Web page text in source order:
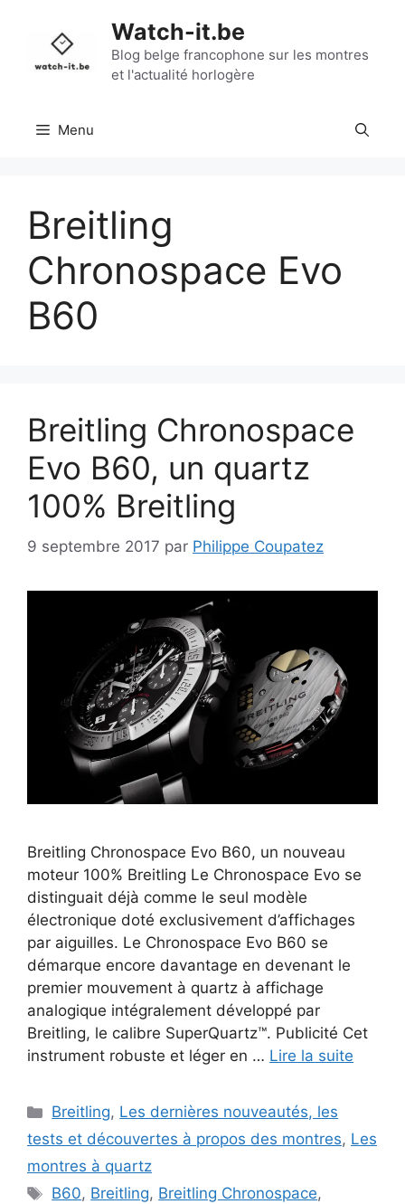
contenu
Watch-it.be
Blog belge francophone sur les montres
et l'actualité horlogère
Menu
Breitling
Chronospace Evo
B60
Breitling Chronospace
Evo B60, un quartz
100% Breitling
9 septembre 2017 par Philippe Coupatez
Breitling Chronospace Evo B60, un nouveau
moteur 100% Breitling Le Chronospace Evo se
distinguait déjà comme le seul modèle
électronique doté exclusivement d’affichages
par aiguilles. Le Chronospace Evo B60 se
démarque encore davantage en devenant le
premier mouvement à quartz à affichage
analogique intégralement développé par
Breitling, le calibre SuperQuartz™. Publicité Cet
instrument robuste et léger en … Lire la suite
Catégories
Breitling, Les dernières nouveautés, les
tests et découvertes à propos des montres, Les
montres à quartz
Étiquettes
B60, Breitling, Breitling Chronospace,